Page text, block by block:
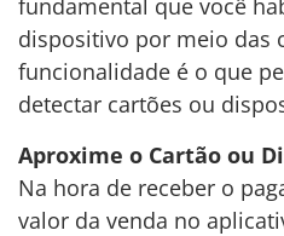
fundamental que você
dispositivo por meio das
funcionalidade é o que
detectar cartões ou
Aproxime o Cartão ou
Na hora de receber o
valor da venda no